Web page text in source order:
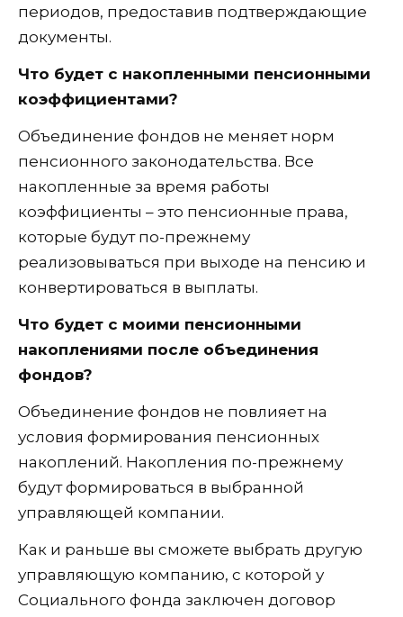
периодов, предоставив подтверждающие
документы.
Что будет с накопленными пенсионными
коэффициентами?
Объединение фондов не меняет норм
пенсионного законодательства. Все
накопленные за время работы
коэффициенты – это пенсионные права,
которые будут по-прежнему
реализовываться при выходе на пенсию и
конвертироваться в выплаты.
Что будет с моими пенсионными
накоплениями после объединения
фондов?
Объединение фондов не повлияет на
условия формирования пенсионных
накоплений. Накопления по-прежнему
будут формироваться в выбранной
управляющей компании.
Как и раньше вы сможете выбрать другую
управляющую компанию, с которой у
Социального фонда заключен договор